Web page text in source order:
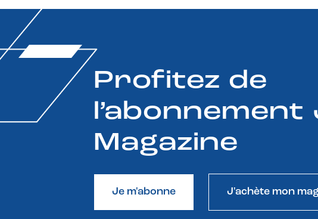
Profitez de
l’abonnement
Magazine
Je m'abonne J'achète mon